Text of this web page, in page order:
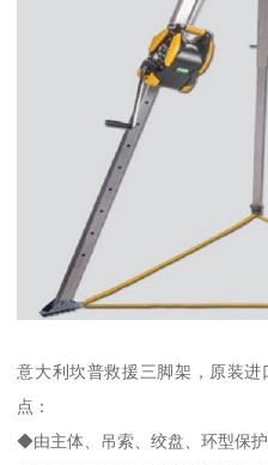
意大利坎普救援三脚架，原装
点：
◆由主体、吊索、绞盘、环型保护